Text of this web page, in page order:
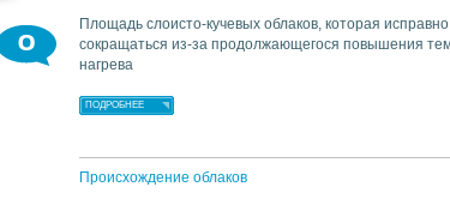
0
Площадь слоисто-кучевых облаков, которая
сокращаться из-за продолжающегося повышения
нагрева
ПОДРОБНЕЕ
Происхождение облаков